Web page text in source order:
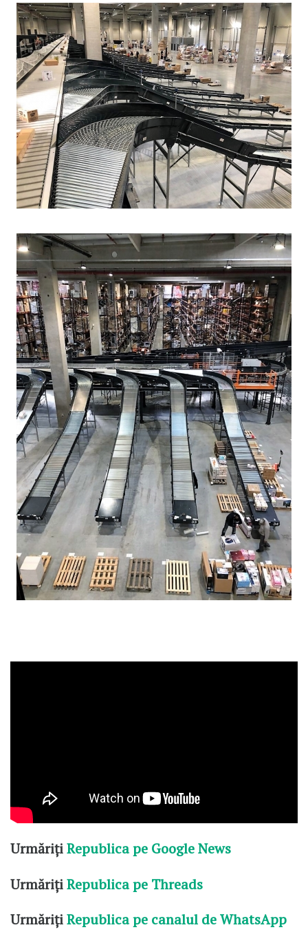
UrmărițiRepublica pe Google News
UrmărițiRepublica pe Threads
UrmărițiRepublica pe canalul de WhatsApp